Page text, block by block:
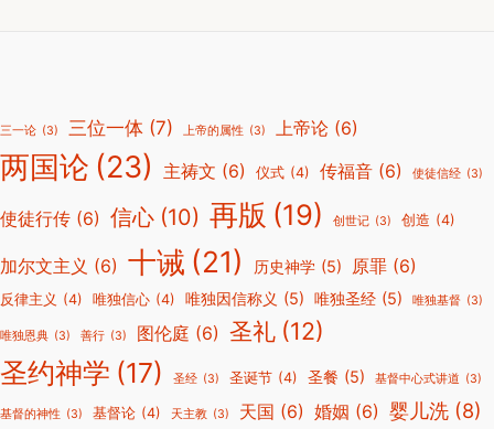
三一论 (3) 三位一体 (7) 上帝的属性 (3) 上帝论 (6)
两国论 (23) 主祷文 (6) 仪式 (4) 传福音 (6) 使徒信经 (3)
使徒行传 (6) 信心 (10) 再版 (19) 创世记 (3) 创造 (4)
加尔文主义 (6) 十诫 (21) 历史神学 (5) 原罪 (6)
反律主义 (4) 唯独信心 (4) 唯独因信称义 (5) 唯独圣经 (5) 唯独基督 (3)
唯独恩典 (3) 善行 (3) 图伦庭 (6) 圣礼 (12)
圣约神学 (17) 圣经 (3) 圣诞节 (4) 圣餐 (5) 基督中心式讲道 (3)
基督的神性 (3) 基督论 (4) 天主教 (3) 天国 (6) 婚姻 (6) 婴儿洗 (8)